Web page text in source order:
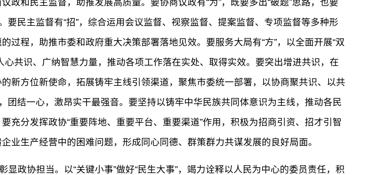
和民主监督，助推发展高质量。要协商议政有“为”，既要多出“破题”思路，也要
要民主监督有“招”，综合运用会议监督、视察监督、提案监督、专项监督等多种形
过程，助推市委和政府重大决策部署落地见效。要服务大局有“方”，以全面开展“双
共识、广纳智慧力量，推动各项工作落在实处、取得实效。要突出增进共识，在
新方位新使命，拓展铸牢主线引领渠道，聚焦市委统一部署，以协商聚共识、以共
团结一心，激昂实干最强音。要坚持以铸牢中华民族共同体意识为主线，推动各民
充分发挥政协“重要阵地、重要平台、重要渠道”作用，积极为招商引资、招才引智
业生产经营中的困难问题，形成同心同德、群策群力共谋发展的良好局面。
政协担当。以“关键小事”做好“民生大事”，竭力诠释以人民为中心的委员责任，积